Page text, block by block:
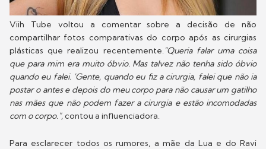
Viih Tube voltou a comentar sobre a decisão de não
compartilhar fotos comparativas do corpo após as cirurgias
plásticas que realizou recentemente."Queria falar uma coisa
que para mim era muito óbvio. Mas talvez não tenha sido óbvio
quando eu falei. 'Gente, quando eu fiz a cirurgia, falei que não ia
postar o antes e depois do meu corpo para não causar um gatilho
nas mães que não podem fazer a cirurgia e estão incomodadas
com o corpo.",contou a influenciadora.
Para esclarecer todos os rumores, a mãe da Lua e do Ravi